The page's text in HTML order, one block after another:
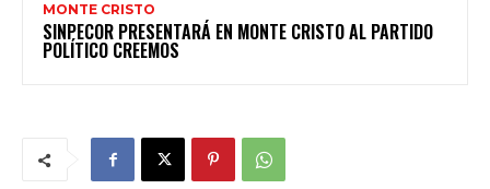
MONTE CRISTO
SINPECOR PRESENTARÁ EN MONTE CRISTO AL PARTIDO
POLÍTICO CREEMOS